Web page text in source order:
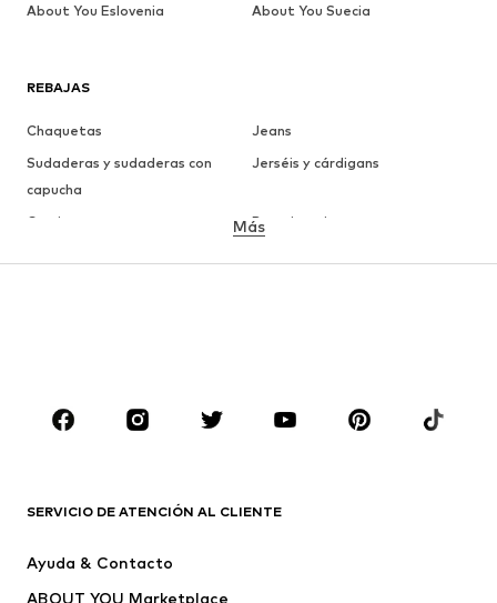
REBAJAS
Chaquetas
Jeans
Sudaderas y sudaderas con
capucha
Jerséis y cárdigans
Camisetas
Ropa interior
ROPA
Camisetas
Jeans
Pantalones
Más
SERVICIO DE ATENCIÓN AL CLIENTE
Ayuda & Contacto
ABOUT YOU Marketplace
About You Eslovenia
About You Suecia